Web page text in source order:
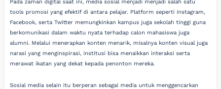
Pada zaman digital saat ini, media sosial menjadi menjadi salah satu
tools promosi yang efektif di antara pelajar. Platform seperti Instagram,
Facebook, serta Twitter memungkinkan kampus juga sekolah tinggi guna
berkomunikasi dalam waktu nyata terhadap calon mahasiswa juga
alumni. Melalui menerapkan konten menarik, misalnya konten visual juga
narasi yang menginspirasi, institusi bisa menaikkan interaksi serta
merawat ikatan yang dekat kepada penonton mereka.
Sosial media selain itu berperan sebagai media untuk menggencarkan